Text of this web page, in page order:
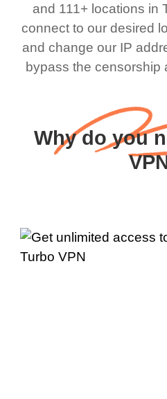
and 111+ locations in
connect to our desired
and change our IP
bypass the censorship
Why do you